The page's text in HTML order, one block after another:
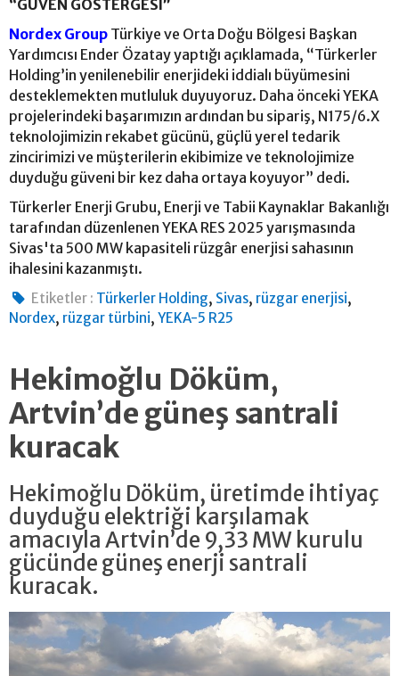
“GÜVEN GÖSTERGESİ”
Nordex Group Türkiye ve Orta Doğu Bölgesi Başkan
Yardımcısı Ender Özatay yaptığı açıklamada, “Türkerler
Holding’in yenilenebilir enerjideki iddialı büyümesini
desteklemekten mutluluk duyuyoruz. Daha önceki YEKA
projelerindeki başarımızın ardından bu sipariş, N175/6.X
teknolojimizin rekabet gücünü, güçlü yerel tedarik
zincirimizi ve müşterilerin ekibimize ve teknolojimize
duyduğu güveni bir kez daha ortaya koyuyor” dedi.
Türkerler Enerji Grubu, Enerji ve Tabii Kaynaklar Bakanlığı
tarafından düzenlenen YEKA RES 2025 yarışmasında
Sivas'ta 500 MW kapasiteli rüzgâr enerjisi sahasının
ihalesini kazanmıştı.
Etiketler : Türkerler Holding, Sivas, rüzgar enerjisi,
Nordex, rüzgar türbini, YEKA-5 R25
Hekimoğlu Döküm,
Artvin’de güneş santrali
kuracak
Hekimoğlu Döküm, üretimde ihtiyaç
duyduğu elektriği karşılamak
amacıyla Artvin’de 9,33 MW kurulu
gücünde güneş enerji santrali
kuracak.